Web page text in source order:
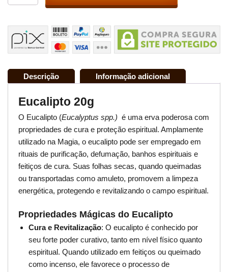
Descrição Informação adicional
Eucalipto 20g
O Eucalipto (Eucalyptus spp.) é uma erva poderosa com
propriedades de cura e proteção espiritual. Amplamente
utilizado na Magia, o eucalipto pode ser empregado em
rituais de purificação, defumação, banhos espirituais e
feitiços de cura. Suas folhas secas, quando queimadas
ou transportadas como amuleto, promovem a limpeza
energética, protegendo e revitalizando o campo espiritual.
Propriedades Mágicas do Eucalipto
Cura e Revitalização: O eucalipto é conhecido por
seu forte poder curativo, tanto em nível físico quanto
espiritual. Quando utilizado em feitiços ou queimado
como incenso, ele favorece o processo de